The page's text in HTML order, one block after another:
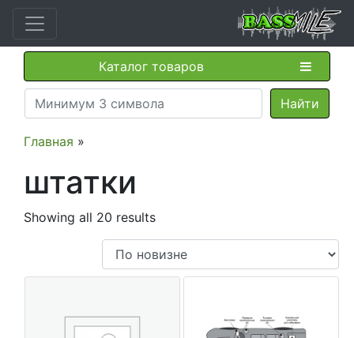
Каталог товаров
Главная »
штатки
Showing all 20 results